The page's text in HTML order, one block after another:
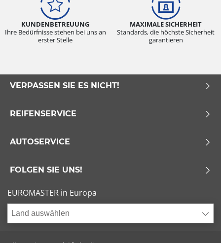
KUNDENBETREUUNG
Ihre Bedürfnisse stehen bei uns an
erster Stelle
MAXIMALE SICHERHEIT
Standards, die höchste Sicherheit
garantieren
VERPASSEN SIE ES NICHT!
REIFENSERVICE
AUTOSERVICE
FOLGEN SIE UNS!
EUROMASTER in Europa
Land auswählen